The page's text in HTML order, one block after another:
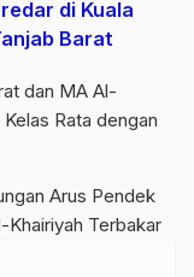
di Kuala
Barat
dan MA Al-
Rata dengan
Arus Pendek
Khairiyah Terbakar